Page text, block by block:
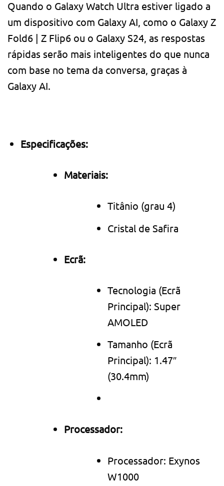
Quando o Galaxy Watch Ultra estiver ligado a
um dispositivo com Galaxy AI, como o Galaxy Z
Fold6 | Z Flip6 ou o Galaxy S24, as respostas
rápidas serão mais inteligentes do que nunca
com base no tema da conversa, graças à
Galaxy AI.
Especificações:
Materiais:
Titânio (grau 4)
Cristal de Safira
Ecrã:
Tecnologia (Ecrã
Principal): Super
AMOLED
Tamanho (Ecrã
Principal): 1.47″
(30.4mm)
Processador:
Processador: Exynos
W1000